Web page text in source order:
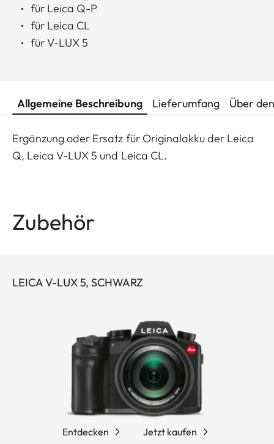
für Leica Q-P
für Leica CL
für V-LUX 5
Allgemeine Beschreibung Lieferumfang Über
Ergänzung oder Ersatz für Originalakku der Leica
Q, Leica V-LUX 5 und Leica CL.
Zubehör
LEICA V-LUX 5, SCHWARZ
Entdecken Jetzt kaufen